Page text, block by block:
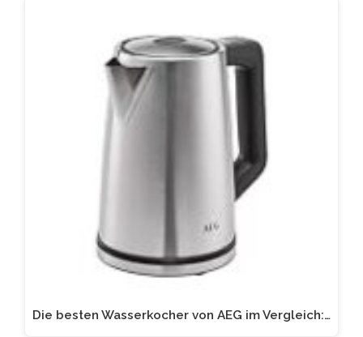
Die besten Wasserkocher von AEG im Vergleich:…